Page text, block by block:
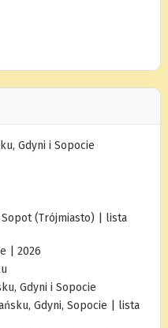
Gdyni i Sopocie
Sopot (Trójmiasto) | lista
| 2026
Gdyni i Sopocie
Gdyni, Sopocie | lista